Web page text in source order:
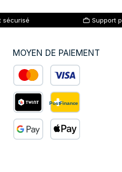
sécurisé Support
MOYEN DE PAIEMENT
Custom image 1
Custom image 2